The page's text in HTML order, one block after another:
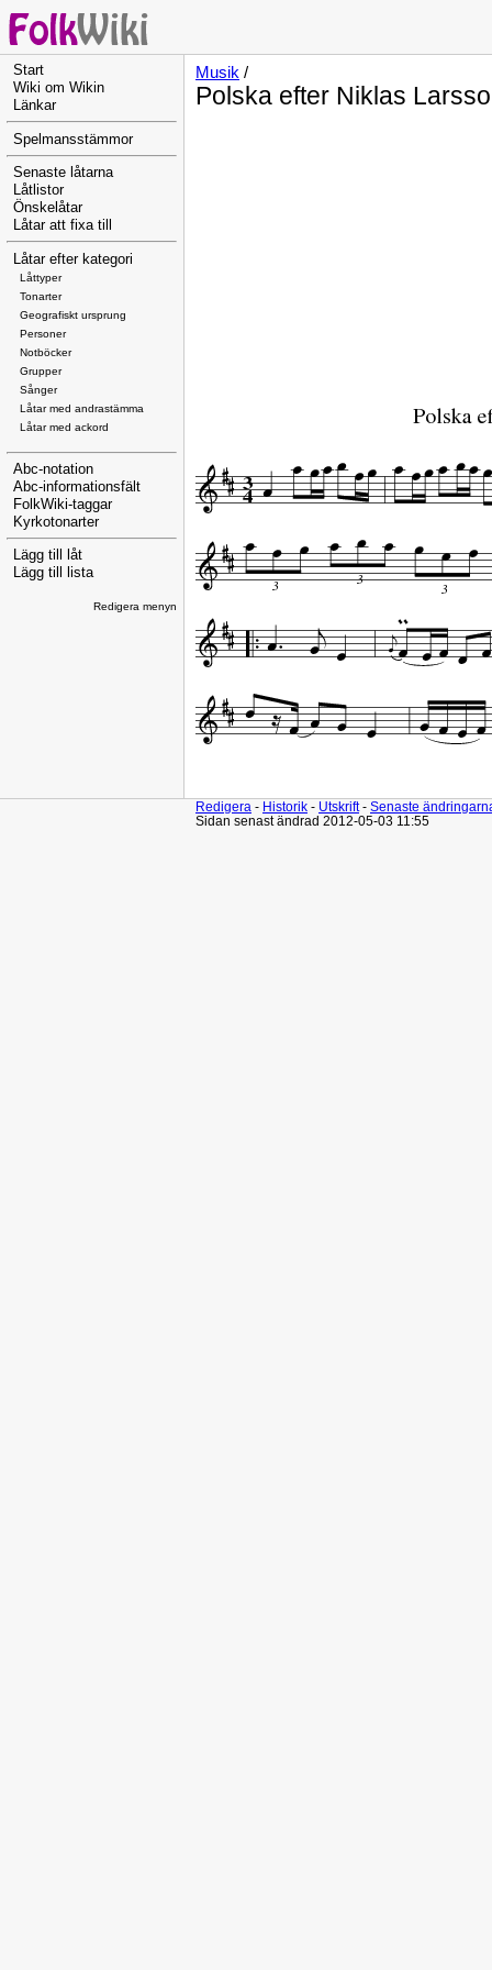
Start
Wiki om Wikin
Länkar
Spelmansstämmor
Senaste låtarna
Låtlistor
Önskelåtar
Låtar att fixa till
Låtar efter kategori
Låttyper
Tonarter
Geografiskt ursprung
Personer
Notböcker
Grupper
Sånger
Låtar med andrastämma
Låtar med ackord
Abc-notation
Abc-informationsfält
FolkWiki-taggar
Kyrkotonarter
Lägg till låt
Lägg till lista
Redigera menyn
Musik /
Polska efter Niklas
Redigera - Historik - Utskrift- Senaste
Sidan senast ändrad 2012-05-03 11:55